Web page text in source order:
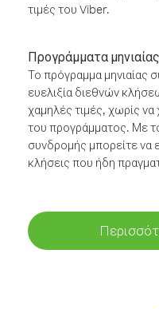
τιμές του Viber.
Προγράμματα
Το πρόγραμμα μηνιαίας
ευελιξία διεθνών
χαμηλές τιμές, χωρίς
του προγράμματος. Με
συνδρομής μπορείτε να
κλήσεις που ήδη